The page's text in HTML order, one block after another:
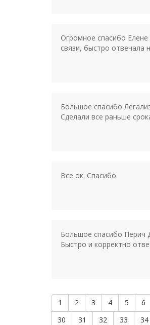
Огромное спасибо
связи, быстро отвечала
Большое спасибо
Сделали все раньше
Все ок. Спасибо.
Большое спасибо Перич
Быстро и корректно
1 2 3 4 5 6
30
31 32 33 34